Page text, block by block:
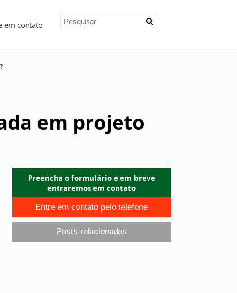
em contato
em projeto
Preencha o formulário e em breve
entraremos em contato
Entre em contato pelo telefone
Posts relacionados